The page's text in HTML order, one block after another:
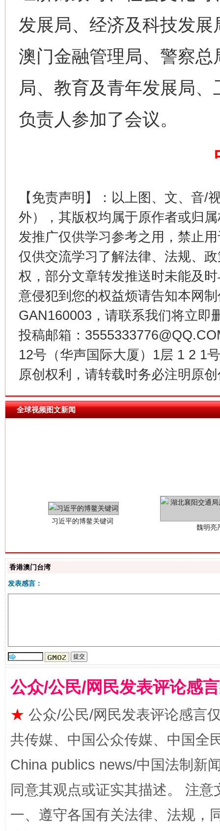
发展局、经济及科技发
澳门金融管理局、警察
局、教育及青年发展局
负责人参加了会议。
【免责声明】：以上图、文、音/
外），其版权均属于原作者或归
发推广仅供学习参考之用，禁止
仅供交流学习了解法律、法规、
权，部分文章转发推送时未能及
意侵犯到您的权益烦请告知本网
GAN160003，请联系我们将立即
投稿邮箱：
12号（华声国际大厦）1层 1 2 1
原创权利，请转载时务必注明原
全球视频图文新闻
这是一记警钟！ 谢
在谋一域中谋全局
今
揭批美国五大"原罪" "炒
香港澳门台湾
发表感言：
公众/公民/网民发表评论感
★ 公众/公民/网民发表评论感言
共传媒、中国公众传媒、中国全
China publics news/中国法制新
同意其观点或证实其描述。 注
一、遵守各国有关法律、法规，